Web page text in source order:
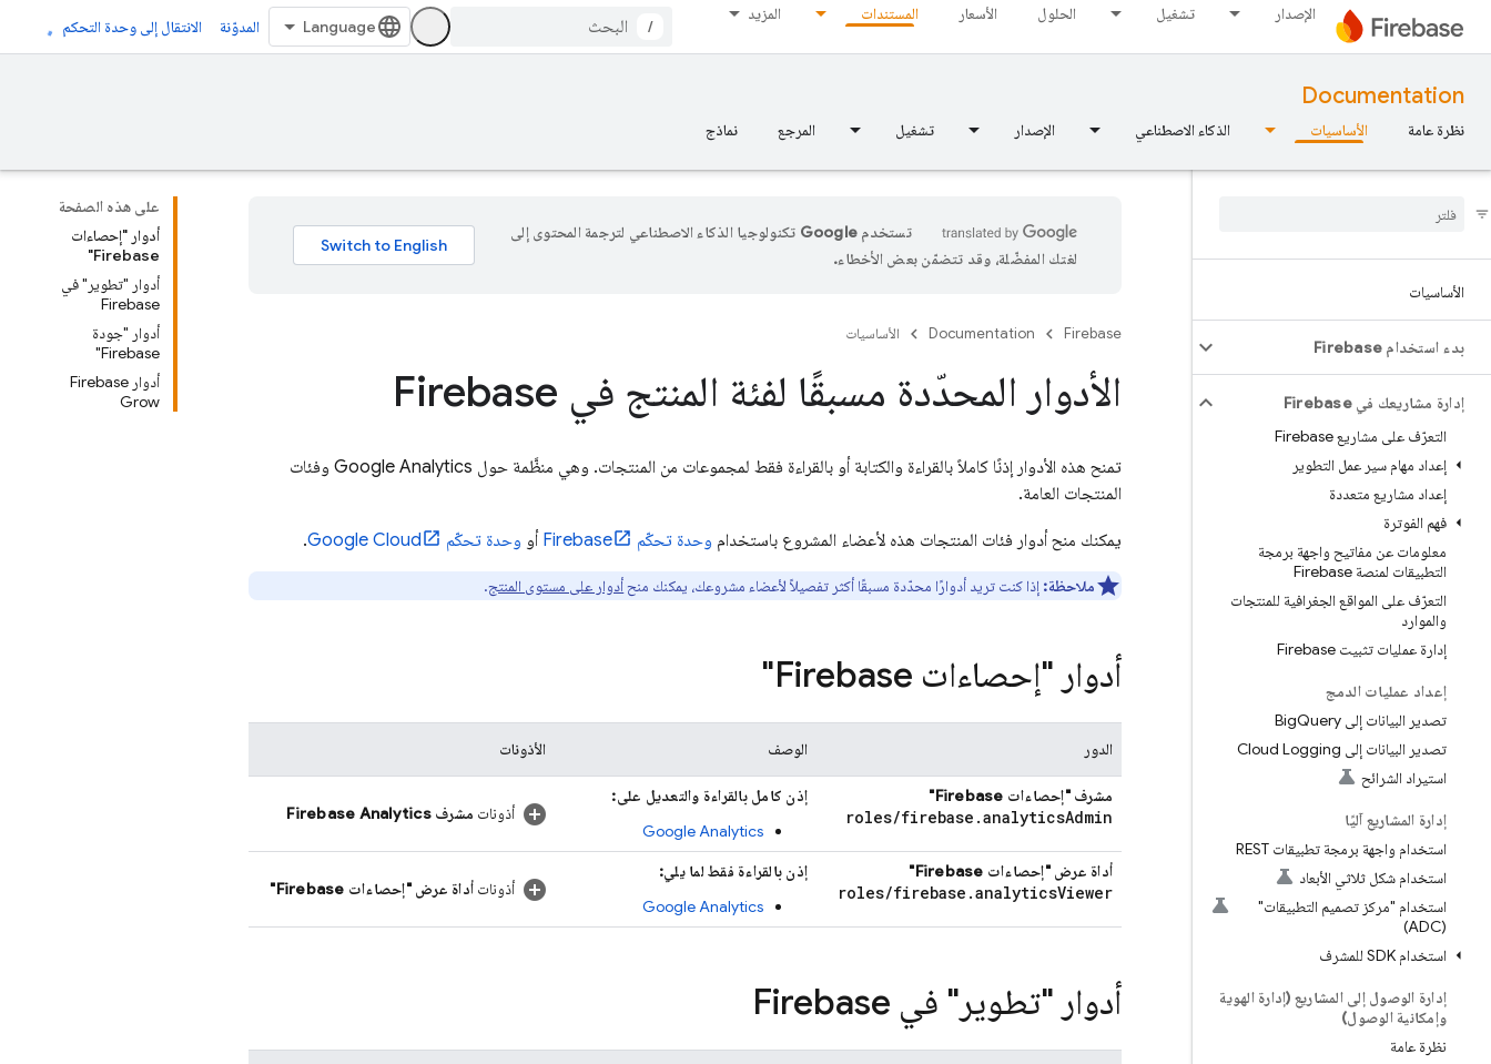
الإصدار تشغيل الحلول الأسعار المستندات المزيد
/ المدوّنة الانتقال إلى وحدة التحكم
Documentation
نظرة عامة الأساسيات الذكاء الاصطناعي الإصدار تشغيل المرجع نماذج
الأساسيات
بدء استخدام Firebase
إدارة مشاريعك في Firebase
التعرّف على مشاريع Firebase
إعداد مهام سير عمل التطوير
إعداد مشاريع متعددة
فهم الفوترة
معلومات عن مفاتيح واجهة برمجة
التطبيقات لمنصة Firebase
التعرّف على المواقع الجغرافية للمنتجات
والموارد
إدارة عمليات تثبيت Firebase
إعداد عمليات الدمج
تصدير البيانات إلى Big Query
تصدير البيانات إلى Cloud Logging
استيراد الشرائح
إدارة المشاريع آليًا
استخدام واجهة برمجة تطبيقات REST
استخدام شكل ثلاثي الأبعاد
استخدام "مركز تصميم التطبيقات"
(ADC)
استخدام SDK للمشرف
إدارة الوصول إلى المشاريع (إدارة الهوية
وإمكانية الوصول)
نظرة عامة
على هذه الصفحة
أدوار "إحصاءات
Firebase"
أدوار "تطوير" في
Firebase
أدوار "جودة
Firebase"
أدوار Firebase
Grow
تستخدم Google تكنولوجيا الذكاء الاصطناعي لترجمة المحتوى إلى
لغتك المفضّلة، وقد تتضمّن بعض الأخطاء.
Firebase
Documentation الأساسيات
الأدوار المحدّدة مسبقًا لفئة المنتج في Firebase
تمنح هذه الأدوار إذنًا كاملاً بالقراءة والكتابة أو بالقراءة فقط لمجموعات من المنتجات. وهي منظَّمة حول Google Analytics وفئات
المنتجات العامة.
يمكنك منح أدوار فئات المنتجات هذه لأعضاء المشروع باستخدام وحدة تحكّم Firebase أو وحدة تحكّم Google Cloud
.
ملاحظة: إذا كنت تريد أدوارًا محدّدة مسبقًا أكثر تفصيلاً لأعضاء مشروعك، يمكنك منحأدوار على مستوى المنتج.
أدوار "إحصاءات Firebase"
الدور الوصف الأذونات
مشرف "إحصاءات Firebase"
roles/firebase .analyticsAdmin
إذن كامل بالقراءة والتعديل على:
Google Analytics
أذونات مشرف Firebase Analytics
أداة عرض "إحصاءات Firebase"
roles/firebase .analyticsViewer
إذن بالقراءة فقط لما يلي:
Google Analytics
أذونات أداة عرض "إحصاءات Firebase"
أدوار "تطوير" في Firebase